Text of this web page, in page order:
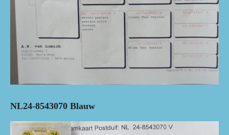
NL24-8543070 Blauw